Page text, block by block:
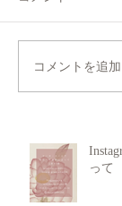
コメントを追
って